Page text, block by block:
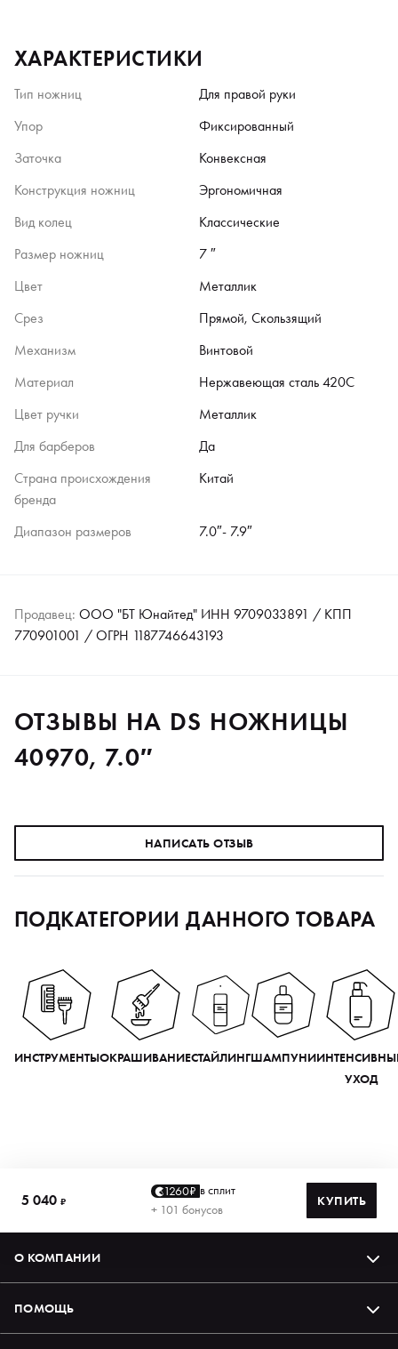
ХАРАКТЕРИСТИКИ
Тип ножниц
Для правой руки
Упор
Фиксированный
Заточка
Конвексная
Конструкция ножниц
Эргономичная
Вид колец
Классические
Размер ножниц
7 ″
Цвет
Металлик
Срез
Прямой, Скользящий
Механизм
Винтовой
Материал
Нержавеющая сталь 420C
Цвет ручки
Металлик
Для барберов
Да
Страна происхождения
бренда
Китай
Диапазон размеров 7.0″- 7.9″
Продавец: ООО "БТ Юнайтед" ИНН 9709033891 / КПП
770901001 / ОГРН 1187746643193
ОТЗЫВЫ НА DS НОЖНИЦЫ
40970, 7.0″
НАПИСАТЬ ОТЗЫВ
ПОДКАТЕГОРИИ ДАННОГО ТОВАРА
ИНСТРУМЕНТЫОКРАШИВАНИЕСТАЙЛИНГШАМПУНИ
УХОД
5 040 ₽
1260₽ в сплит
+ 101 бонусов
КУПИТЬ
О КОМПАНИИ
ПОМОЩЬ